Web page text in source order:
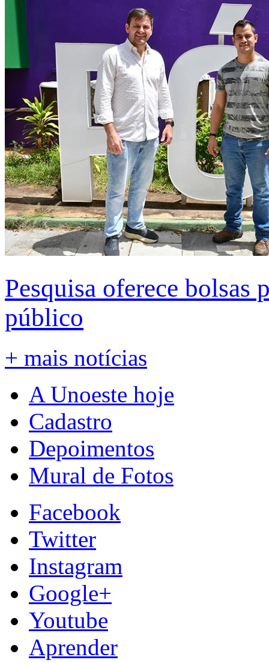
Pesquisa oferece bolsas
público
+ mais notícias
A Unoeste hoje
Cadastro
Depoimentos
Mural de Fotos
Facebook
Twitter
Instagram
Google+
Youtube
Aprender